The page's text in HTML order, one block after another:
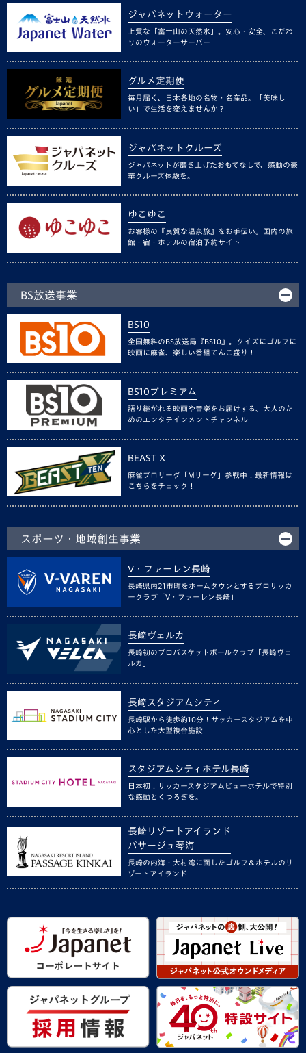
ジャパネットウォーター
上質な「富士山の天然水」。安心・安全、こだわ
りのウォーターサーバー
グルメ定期便
毎月届く、日本各地の名物・名産品。「美味し
い」で生活を変えませんか？
ジャパネットクルーズ
ジャパネットが磨き上げたおもてなしで、感動の豪
華クルーズ体験を。
ゆこゆこ
お客様の『良質な温泉旅』をお手伝い。国内の旅
館・宿・ホテルの宿泊予約サイト
BS放送事業
BS10
全国無料のBS放送局『BS10』。クイズにゴルフに
映画に麻雀、楽しい番組てんこ盛り！
BS10プレミアム
語り継がれる映画や音楽をお届けする、大人のた
めのエンタテインメントチャンネル
BEAST X
麻雀プロリーグ「Mリーグ」参戦中！最新情報は
こちらをチェック！
スポーツ・地域創生事業
V・ファーレン長崎
長崎県内21市町をホームタウンとするプロサッカ
ークラブ「V・ファーレン長崎」
長崎ヴェルカ
長崎初のプロバスケットボールクラブ「長崎ヴェ
ルカ」
長崎スタジアムシティ
長崎駅から徒歩約10分！サッカースタジアムを中
心とした大型複合施設
スタジアムシティホテル長崎
日本初！サッカースタジアムビューホテルで特別
な感動とくつろぎを。
長崎リゾートアイランド
パサージュ琴海
長崎の内海・大村湾に面したゴルフ＆ホテルのリ
ゾートアイランド